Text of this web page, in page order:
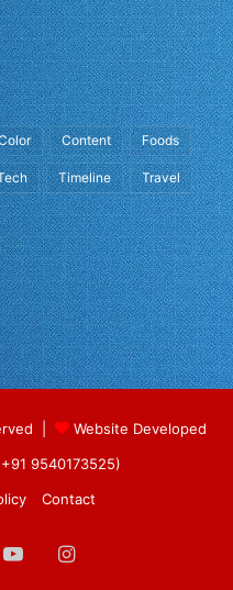
Content Foods
Timeline Travel
|
Website Developed
9540173525)
Contact
YouTubeInstagram